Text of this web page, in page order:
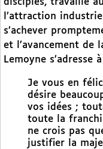
disciples, travaille
l’attraction
s’achever
et l’avancement de
Lemoyne s’adresse
Je vous en
désire
vos idées ;
toute la
ne crois pas
justifier la